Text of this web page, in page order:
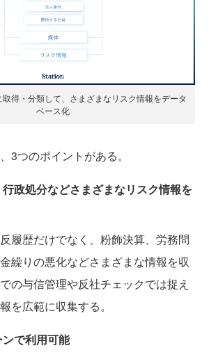
得・分類して、さまざまなリスク情報をデータ
ベース化
3つのポイントがある。
政処分などさまざまなリスク情報を
履歴だけでなく、粉飾決算、労務問
繰りの悪化などさまざまな情報を収
の与信管理や反社チェックでは捉え
を広範に収集する。
で利用可能